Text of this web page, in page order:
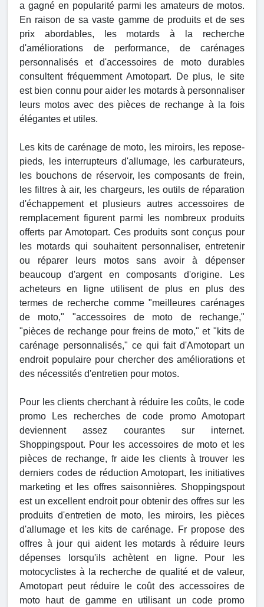
a gagné en popularité parmi les amateurs de motos.
En raison de sa vaste gamme de produits et de ses
prix abordables, les motards à la recherche
d'améliorations de performance, de carénages
personnalisés et d'accessoires de moto durables
consultent fréquemment Amotopart. De plus, le site
est bien connu pour aider les motards à personnaliser
leurs motos avec des pièces de rechange à la fois
élégantes et utiles.
Les kits de carénage de moto, les miroirs, les repose-
pieds, les interrupteurs d'allumage, les carburateurs,
les bouchons de réservoir, les composants de frein,
les filtres à air, les chargeurs, les outils de réparation
d'échappement et plusieurs autres accessoires de
remplacement figurent parmi les nombreux produits
offerts par Amotopart. Ces produits sont conçus pour
les motards qui souhaitent personnaliser, entretenir
ou réparer leurs motos sans avoir à dépenser
beaucoup d'argent en composants d'origine. Les
acheteurs en ligne utilisent de plus en plus des
termes de recherche comme "meilleures carénages
de moto," "accessoires de moto de rechange,"
"pièces de rechange pour freins de moto," et "kits de
carénage personnalisés," ce qui fait d'Amotopart un
endroit populaire pour chercher des améliorations et
des nécessités d'entretien pour motos.
Pour les clients cherchant à réduire les coûts, le code
promo Les recherches de code promo Amotopart
deviennent assez courantes sur internet.
Shoppingspout. Pour les accessoires de moto et les
pièces de rechange, fr aide les clients à trouver les
derniers codes de réduction Amotopart, les initiatives
marketing et les offres saisonnières. Shoppingspout
est un excellent endroit pour obtenir des offres sur les
produits d'entretien de moto, les miroirs, les pièces
d'allumage et les kits de carénage. Fr propose des
offres à jour qui aident les motards à réduire leurs
dépenses lorsqu'ils achètent en ligne. Pour les
motocyclistes à la recherche de qualité et de valeur,
Amotopart peut réduire le coût des accessoires de
moto haut de gamme en utilisant un code promo